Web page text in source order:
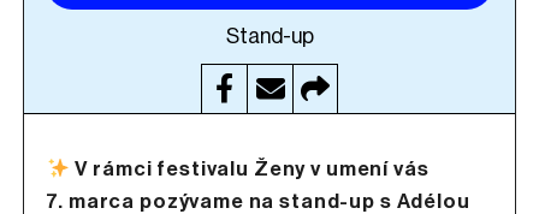
Stand-up
V rámci festivalu Ženy v umení vás
7. marca pozývame na stand-up s Adélou